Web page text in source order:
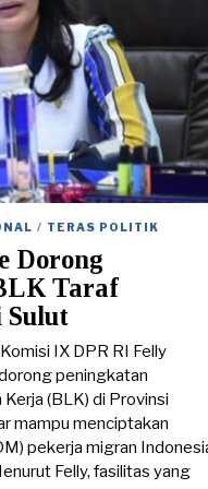
/ TERAS POLITIK
Dorong
Taraf
Sulut
IX DPR RI Felly
peningkatan
(BLK) di Provinsi
mampu menciptakan
pekerja migran
Felly, fasilitas yang